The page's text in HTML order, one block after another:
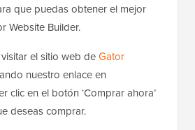
que puedas obtener el mejor
Website Builder.
el sitio web deGator
nuestro enlace en
clic en el botón ‘Comprar ahora’
deseas comprar.